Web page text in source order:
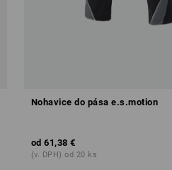
Nohavice do pása e.s.motion
od 61,38 €
(v. DPH) od 20 ks